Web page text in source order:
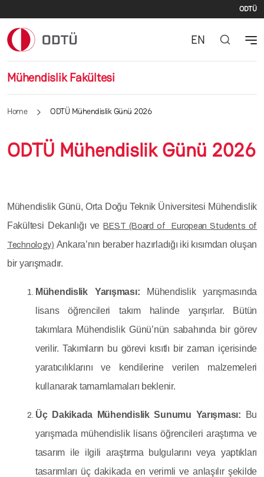
ODTÜ
Mühendislik Fakültesi
EN
Home ODTÜ Mühendislik Günü 2026
ODTÜ Mühendislik Günü 2026
Mühendislik Günü, Orta Doğu Teknik Üniversitesi Mühendislik
Fakültesi Dekanlığı veBEST (Board of European Students of
Technology) Ankara’nın beraber hazırladığı iki kısımdan oluşan
bir yarışmadır.
Mühendislik Yarışması: Mühendislik yarışmasında
lisans öğrencileri takım halinde yarışırlar. Bütün
takımlara Mühendislik Günü’nün sabahında bir görev
verilir. Takımların bu görevi kısıtlı bir zaman içerisinde
yaratıcılıklarını ve kendilerine verilen malzemeleri
kullanarak tamamlamaları beklenir.
Üç Dakikada Mühendislik Sunumu Yarışması: Bu
yarışmada mühendislik lisans öğrencileri araştırma ve
tasarım ile ilgili araştırma bulgularını veya yaptıkları
tasarımları üç dakikada en verimli ve anlaşılır şekilde